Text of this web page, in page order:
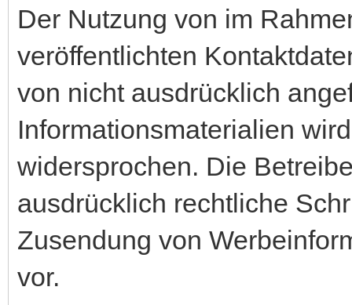
Der Nutzung von im
veröffentlichten
von nicht ausdrücklich
Informationsmaterialien
widersprochen. Die
ausdrücklich rechtliche
Zusendung von
vor.